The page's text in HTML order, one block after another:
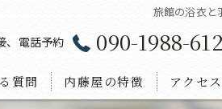
旅館の浴衣と
、電話予約 090-1988-
質問 内藤屋の特徴 アクセ